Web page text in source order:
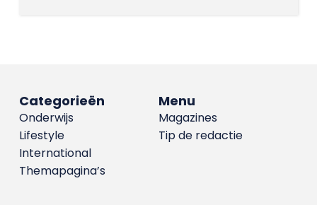
Menu
Magazines
Tip de redactie
Categorieën
Onderwijs
Lifestyle
International
Themapagina’s